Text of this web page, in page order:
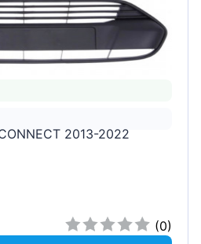
2013-2022
(0)